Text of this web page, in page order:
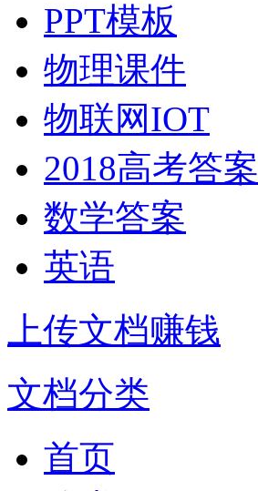
PPT模板
物理课件
物联网IOT
2018高考答案
数学答案
英语
上传文档赚钱
文档分类
首页